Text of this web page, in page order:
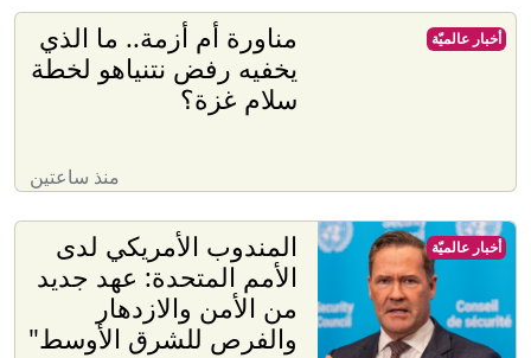
مناورة أم أزمة.. ما الذي
يخفيه رفض نتنياهو لخطة
سلام غزة؟
منذ ساعتين
أخبار عالميّة
المندوب الأمريكي لدى
الأمم المتحدة: عهد جديد
من الأمن والازدهار
والفرص للشرق الأوسط"
أخبار عالميّة